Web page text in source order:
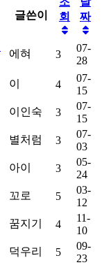
글쓴이
회
짜
에혀 3
07-
28
이 4
07-
15
이인숙 3
07-
15
별처럼 3
07-
03
아이 3
05-
24
꼬로 5
03-
12
꿈지기 4
11-
10
덕우리 5
09-
23